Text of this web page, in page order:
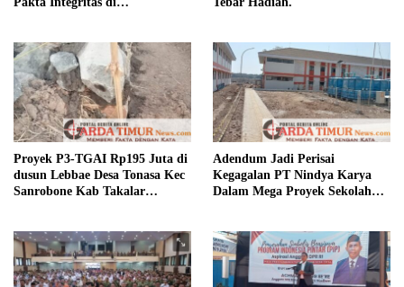
Proyek P3-TGAI Rp195 Juta di
dusun Lebbae Desa Tonasa Kec
Sanrobone Kab Takalar
Adendum Jadi Perisai
Kegagalan PT Nindya Karya
Dalam Mega Proyek Sekolah